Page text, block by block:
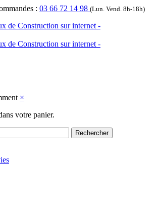
: 03 66 72 14 98 (Lun. Vend. 8h-18h)
×
votre panier.
Rechercher